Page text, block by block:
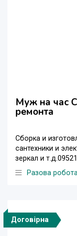
Муж на час
ремонта
Сборка и
сантехники и
зеркал и
Разова
Договірна